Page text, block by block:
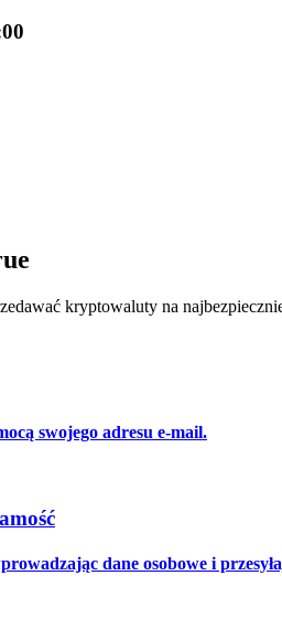
handlowe itp.
kryptowaluty na
swojego adresu e-mail.
dane osobowe i